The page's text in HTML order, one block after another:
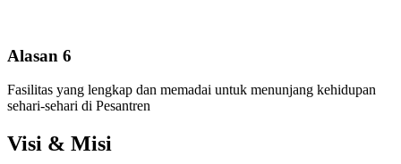
Alasan 6
Fasilitas yang lengkap dan memadai untuk menunjang kehidupan
sehari-sehari di Pesantren
Visi & Misi